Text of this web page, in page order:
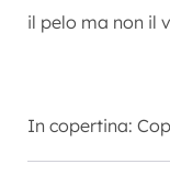
il pelo ma non il
In copertina: